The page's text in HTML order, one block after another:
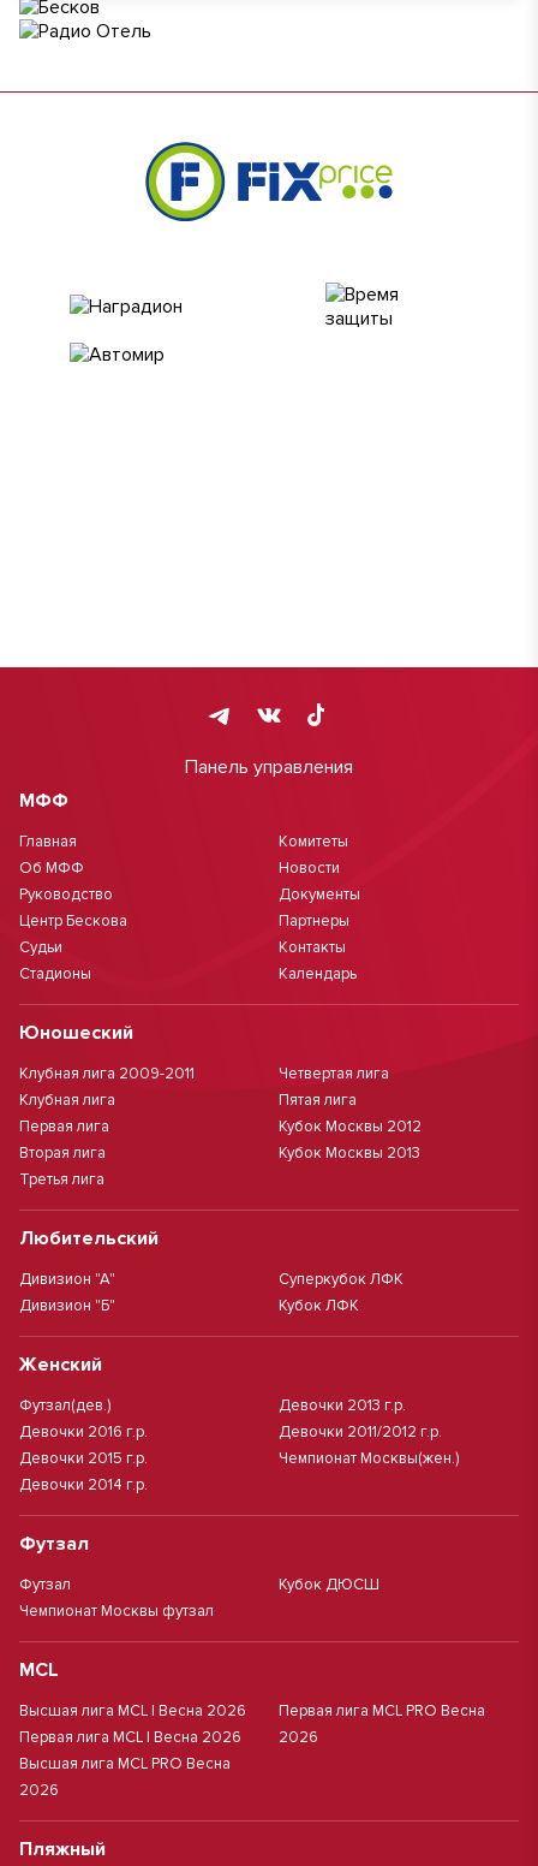
Панель управления
МФФ
Главная
Об МФФ
Руководство
Центр Бескова
Судьи
Стадионы
Комитеты
Новости
Документы
Партнеры
Контакты
Календарь
Юношеский
Клубная лига 2009-2011
Клубная лига
Первая лига
Вторая лига
Третья лига
Четвертая лига
Пятая лига
Кубок Москвы 2012
Кубок Москвы 2013
Любительский
Дивизион "А"
Дивизион "Б"
Суперкубок ЛФК
Кубок ЛФК
Женский
Футзал(дев.)
Девочки 2016 г.р.
Девочки 2015 г.р.
Девочки 2014 г.р.
Девочки 2013 г.р.
Девочки 2011/2012 г.р.
Чемпионат Москвы(жен.)
Футзал
Футзал
Чемпионат Москвы футзал
Кубок ДЮСШ
MCL
Высшая лига MCL | Весна 2026
Первая лига MCL | Весна 2026
Высшая лига MCL PRO Весна
2026
Первая лига MCL PRO Весна
2026
Пляжный